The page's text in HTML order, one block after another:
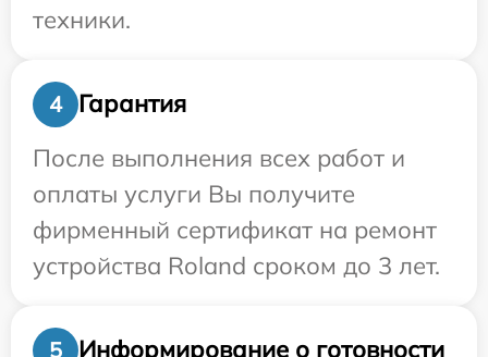
техники.
4
Гарантия
После выполнения всех работ и
оплаты услуги Вы получите
фирменный сертификат на ремонт
устройства Roland сроком до 3 лет.
5
Информирование о готовности